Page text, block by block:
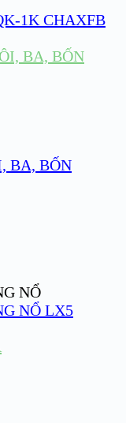
1K CHAXFB
BA, BỐN
NỔ
NỔ LX5